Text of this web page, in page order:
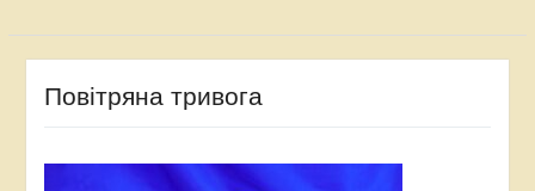
Повітряна тривога